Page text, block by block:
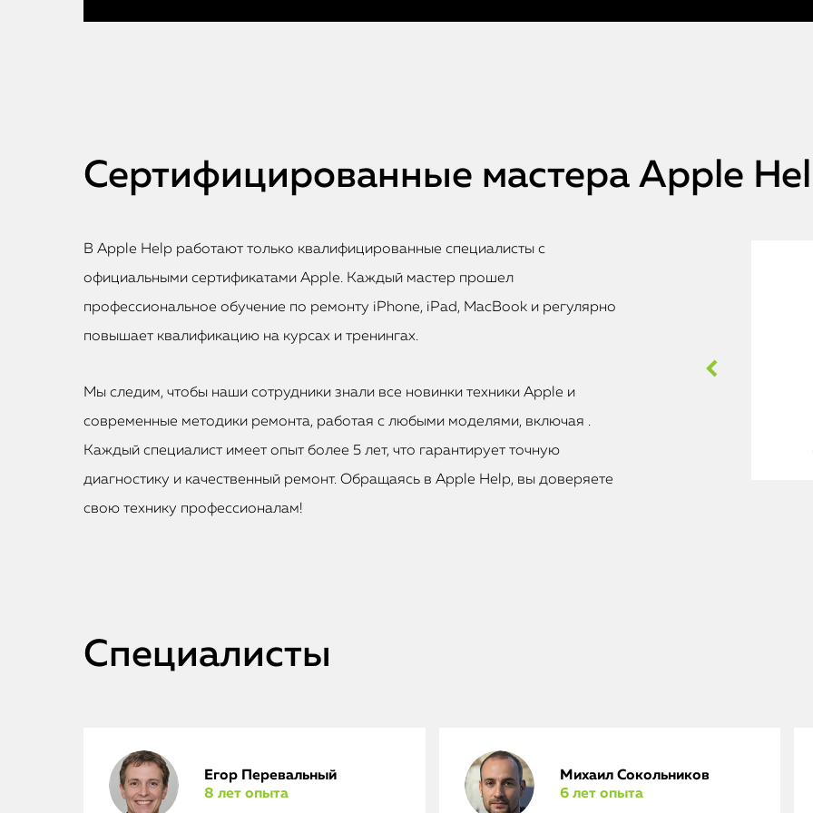
Сертифицированные мастера Apple
В Apple Help работают только квалифицированные специалисты с
официальными сертификатами Apple. Каждый мастер прошел
профессиональное обучение по ремонту iPhone, iPad, MacBook и регулярно
повышает квалификацию на курсах и тренингах.
Мы следим, чтобы наши сотрудники знали все новинки техники Apple и
современные методики ремонта, работая с любыми моделями, включая .
Каждый специалист имеет опыт более 5 лет, что гарантирует точную
диагностику и качественный ремонт. Обращаясь в Apple Help, вы доверяете
свою технику профессионалам!
Специалисты
Егор Перевальный
8 лет опыта
Михаил Сокольников
6 лет опыта